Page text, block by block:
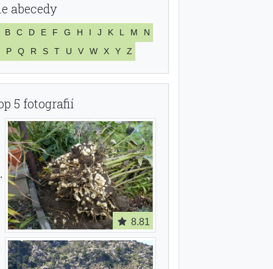
abecedy
B C D E F G H I J K L M
N
P
Q R S T U V W X Y Z
5 fotografií
8.81